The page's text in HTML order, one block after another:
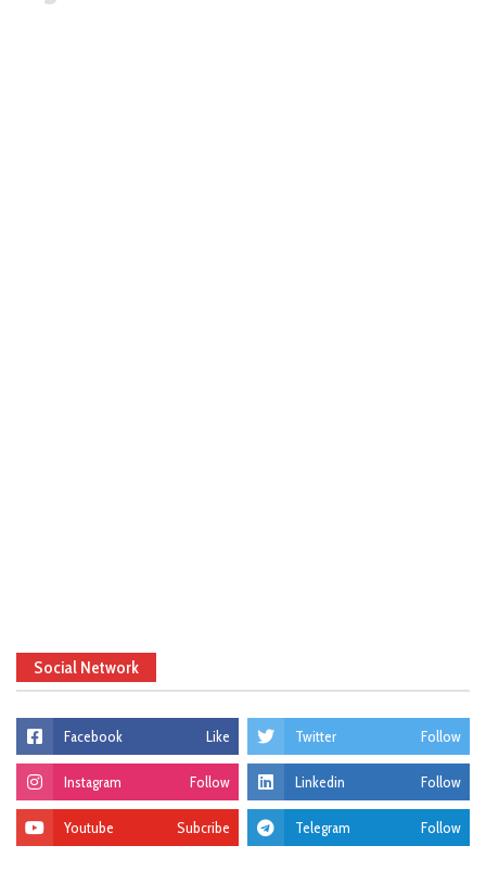
Social Network
Facebook Like Twitter Follow
Instagram Follow Linkedin Follow
Youtube Subcribe Telegram Follow